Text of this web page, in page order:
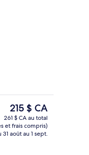
fort, bureau, système
à écran plat
Le
prix
actuel
est
215 $ CA
261 $ CA au total
et frais compris)
31 août au 1 sept.